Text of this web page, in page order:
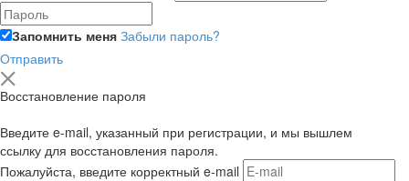
Запомнить меня Забыли пароль?
Отправить
Восстановление пароля
Введите e-mail, указанный при регистрации, и мы вышлем
ссылку для восстановления пароля.
Пожалуйста, введите корректный e-mail